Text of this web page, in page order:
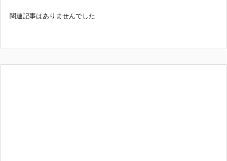
関連記事はありませんでした